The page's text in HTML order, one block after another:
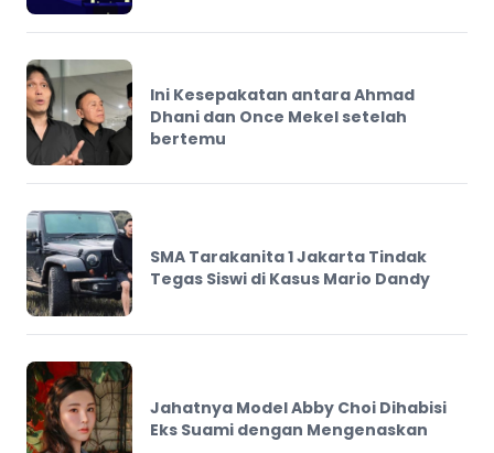
Ini Kesepakatan antara Ahmad
Dhani dan Once Mekel setelah
bertemu
SMA Tarakanita 1 Jakarta Tindak
Tegas Siswi di Kasus Mario Dandy
Jahatnya Model Abby Choi Dihabisi
Eks Suami dengan Mengenaskan